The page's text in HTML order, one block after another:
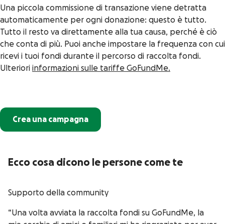
Una piccola commissione di transazione viene detratta
automaticamente per ogni donazione: questo è tutto.
Tutto il resto va direttamente alla tua causa, perché è ciò
che conta di più. Puoi anche impostare la frequenza con cui
ricevi i tuoi fondi durante il percorso di raccolta fondi.
Ulteriori informazioni sulle tariffe GoFundMe.
Crea una campagna
Ecco cosa dicono le persone come te
Supporto della community
“Una volta avviata la raccolta fondi su GoFundMe, la